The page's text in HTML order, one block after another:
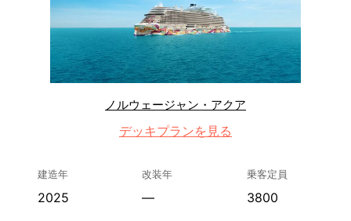
ノルウェージャン・アクア
デッキプランを見る
建造年
2025
改装年
—
乗客定員
3800